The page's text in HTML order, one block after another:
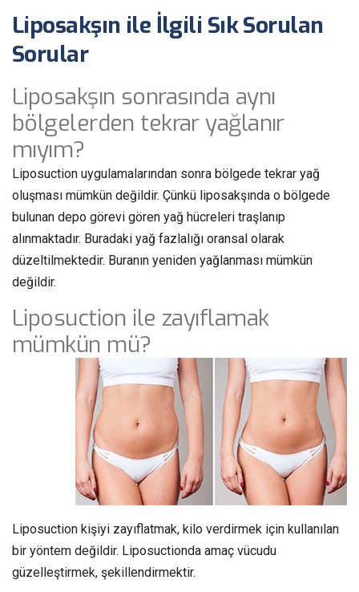
Liposakşın ile İlgili Sık Sorulan
Sorular
Liposakşın sonrasında aynı
bölgelerden tekrar yağlanır
mıyım?
Liposuction uygulamalarından sonra bölgede tekrar yağ
oluşması mümkün değildir. Çünkü liposakşında o bölgede
bulunan depo görevi gören yağ hücreleri traşlanıp
alınmaktadır. Buradaki yağ fazlalığı oransal olarak
düzeltilmektedir. Buranın yeniden yağlanması mümkün
değildir.
Liposuction ile zayıflamak
mümkün mü?
Liposuction kişiyi zayıflatmak, kilo verdirmek için kullanılan
bir yöntem değildir. Liposuctionda amaç vücudu
güzelleştirmek, şekillendirmektir.